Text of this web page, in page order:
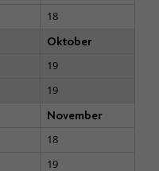
18
Oktober
19
19
November
18
19